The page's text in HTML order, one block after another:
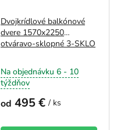
Dvojkrídlové balkónové
dvere 1570x2250
otváravo-sklopné 3-SKLO
Na objednávku 6 - 10
týždňov
od 495 € / ks